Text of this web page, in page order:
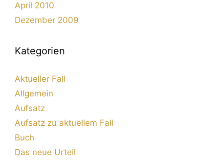
April 2010
Dezember 2009
Kategorien
Aktueller Fall
Allgemein
Aufsatz
Aufsatz zu aktuellem Fall
Buch
Das neue Urteil